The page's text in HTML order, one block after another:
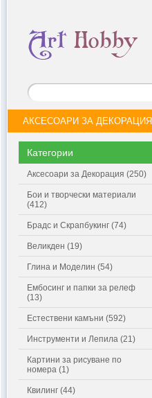
АКСЕСОАРИ ЗА ДЕКОРАЦИЯ
Категории
Аксесоари за Декорация (250)
Бои и творчески материали
(412)
Брадс и Скрапбукинг (74)
Великден (19)
Глина и Моделин (54)
Ембосинг и папки за релеф
(13)
Естествени камъни (592)
Инструменти и Лепила (21)
Картини за рисуване по
номера (1)
Квилинг (44)